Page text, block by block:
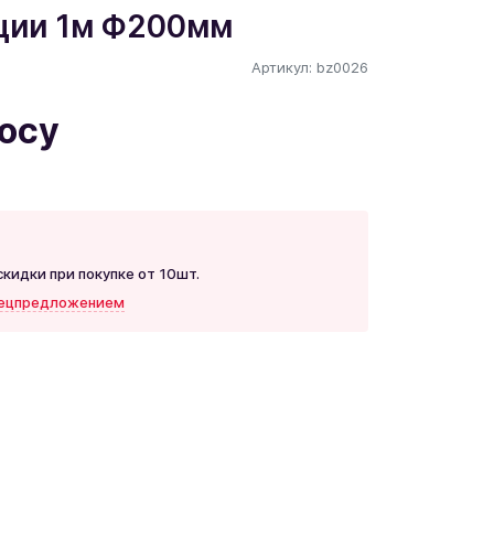
1м Ф200мм
Артикул: bz0026
при покупке от 10шт.